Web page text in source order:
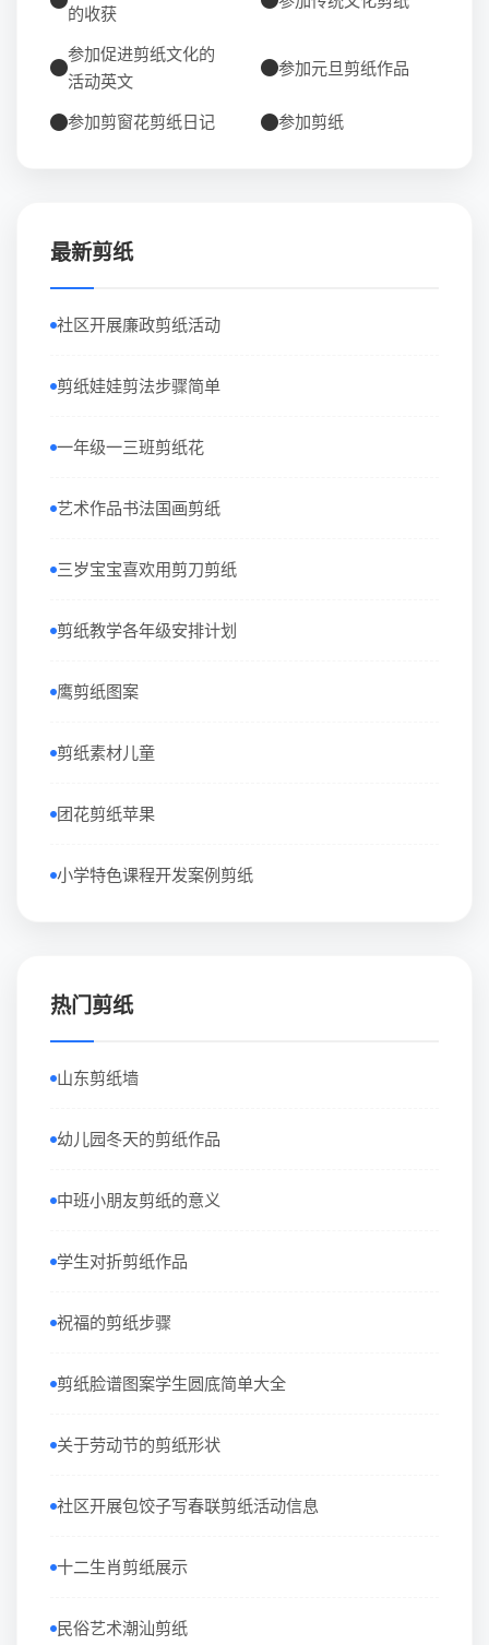
的收获
参加促进剪纸文化的
活动英文
参加元旦剪纸作品
参加剪窗花剪纸日记 参加剪纸
最新剪纸
社区开展廉政剪纸活动
剪纸娃娃剪法步骤简单
一年级一三班剪纸花
艺术作品书法国画剪纸
三岁宝宝喜欢用剪刀剪纸
剪纸教学各年级安排计划
鹰剪纸图案
剪纸素材儿童
团花剪纸苹果
小学特色课程开发案例剪纸
热门剪纸
山东剪纸墙
幼儿园冬天的剪纸作品
中班小朋友剪纸的意义
学生对折剪纸作品
祝福的剪纸步骤
剪纸脸谱图案学生圆底简单大全
关于劳动节的剪纸形状
社区开展包饺子写春联剪纸活动信息
十二生肖剪纸展示
民俗艺术潮汕剪纸